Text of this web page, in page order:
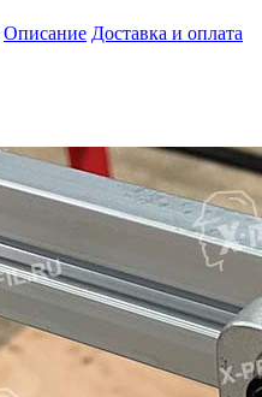
Описание Доставка и оплата